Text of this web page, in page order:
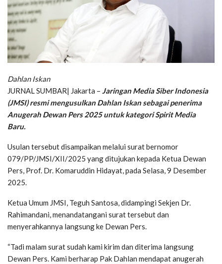
Dahlan Iskan
JURNAL SUMBAR| Jakarta – Jaringan Media Siber Indonesia
(JMSI) resmi mengusulkan Dahlan Iskan sebagai penerima
Anugerah Dewan Pers 2025 untuk kategori Spirit Media
Baru.
Usulan tersebut disampaikan melalui surat bernomor
079/PP/JMSI/XII/2025 yang ditujukan kepada Ketua Dewan
Pers, Prof. Dr. Komaruddin Hidayat, pada Selasa, 9 Desember
2025.
Ketua Umum JMSI, Teguh Santosa, didampingi Sekjen Dr.
Rahimandani, menandatangani surat tersebut dan
menyerahkannya langsung ke Dewan Pers.
“Tadi malam surat sudah kami kirim dan diterima langsung
Dewan Pers. Kami berharap Pak Dahlan mendapat anugerah